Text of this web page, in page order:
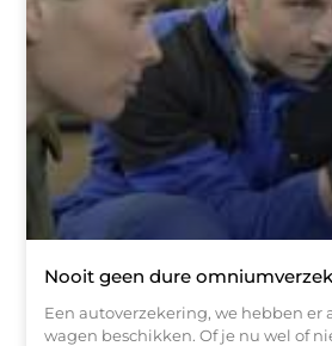
Nooit geen dure
Een autoverzekering, we hebben er
wagen beschikken. Of je nu wel of